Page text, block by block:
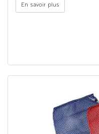
En savoir plus